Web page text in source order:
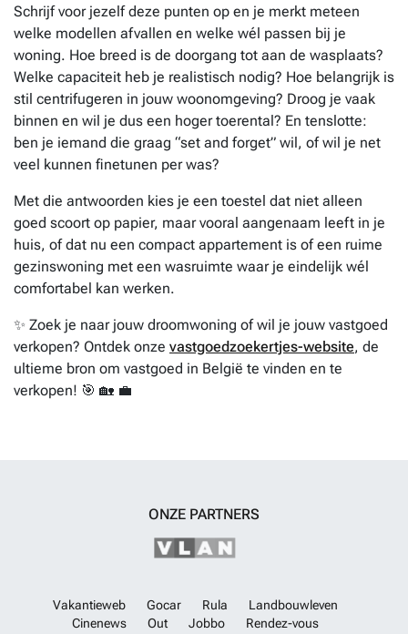
Schrijf voor jezelf deze punten op en je merkt meteen
welke modellen afvallen en welke wél passen bij je
woning. Hoe breed is de doorgang tot aan de wasplaats?
Welke capaciteit heb je realistisch nodig? Hoe belangrijk is
stil centrifugeren in jouw woonomgeving? Droog je vaak
binnen en wil je dus een hoger toerental? En tenslotte:
ben je iemand die graag “set and forget” wil, of wil je net
veel kunnen finetunen per was?
Met die antwoorden kies je een toestel dat niet alleen
goed scoort op papier, maar vooral aangenaam leeft in je
huis, of dat nu een compact appartement is of een ruime
gezinswoning met een wasruimte waar je eindelijk wél
comfortabel kan werken.
✨ Zoek je naar jouw droomwoning of wil je jouw vastgoed
verkopen? Ontdek onze vastgoedzoekertjes-website, de
ultieme bron om vastgoed in België te vinden en te
verkopen! 🎯 🏡 💼
ONZE PARTNERS
Vakantieweb Gocar Rula
Landbouwleven
Cinenews
Out Jobbo Rendez-vous